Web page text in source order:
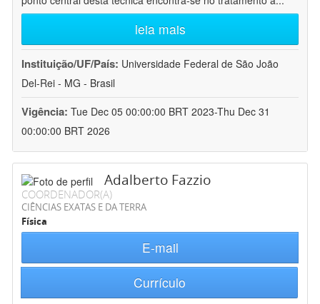
leia mais
Instituição/UF/País: Universidade Federal de São João
Del-Rei - MG - Brasil
Vigência: Tue Dec 05 00:00:00 BRT 2023-Thu Dec 31
00:00:00 BRT 2026
Adalberto Fazzio
COORDENADOR(A)
CIÊNCIAS EXATAS E DA TERRA
Física
E-mail
Currículo